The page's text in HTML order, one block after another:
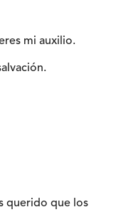
mi auxilio.
querido que los